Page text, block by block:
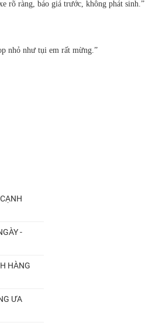
rõ ràng, báo giá trước, không phát sinh.”
nhỏ như tụi em rất mừng.”
-
HÀNG
ƯA